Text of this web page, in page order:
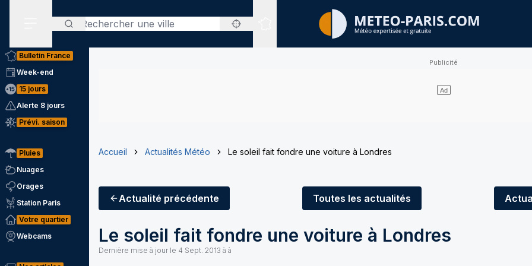
Rechercher
Sites expertisés
Bulletin France
Week-end
15 jours
Alerte 8 jours
Prévi. saison
Pluies
Nuages
Orages
Station Paris
Votre quartier
Webcams
Accueil Actualités Météo Le soleil fait fondre une voiture à Londres
Actualité précédente Toutes les actualités
Le soleil fait fondre une voiture à Londres
Dernière mise à jour le 4 Sept. 2013 à à